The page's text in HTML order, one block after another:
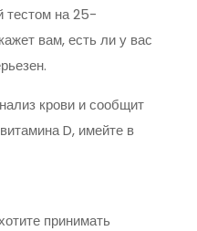
тестом на 25-
вам, есть ли у вас
крови и сообщит
D, имейте в
принимать